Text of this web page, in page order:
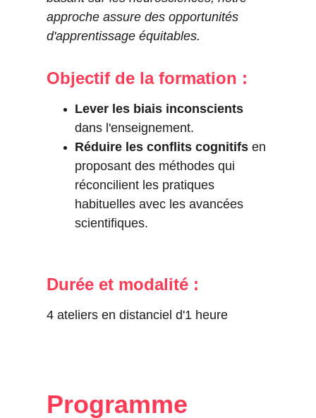
approche assure des opportunités
d'apprentissage équitables.
Objectif de la formation :
Lever les biais inconscients
dans l'enseignement.
Réduire les conflits cognitifs en
proposant des méthodes qui
réconcilient les pratiques
habituelles avec les avancées
scientifiques.
Durée et modalité :
4 ateliers en distanciel d'1 heure
Programme